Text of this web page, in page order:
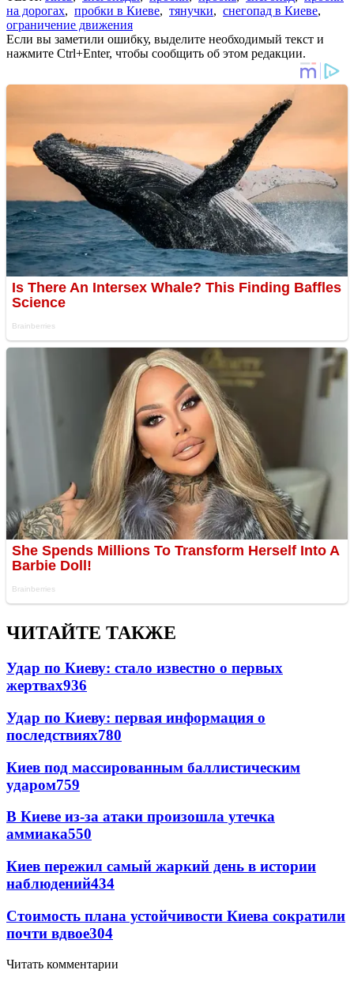
на дорогах, пробки в Киеве, тянучки, снегопад в Киеве,
ограничение движения
Если вы заметили ошибку, выделите необходимый текст и
нажмите Ctrl+Enter, чтобы сообщить об этом редакции.
ЧИТАЙТЕ ТАКЖЕ
Удар по Киеву: стало известно о первых
жертвах936
Удар по Киеву: первая информация о
последствиях780
Киев под массированным баллистическим
ударом759
В Киеве из-за атаки произошла утечка
аммиака550
Киев пережил самый жаркий день в истории
наблюдений434
Стоимость плана устойчивости Киева сократили
почти вдвое304
Читать комментарии